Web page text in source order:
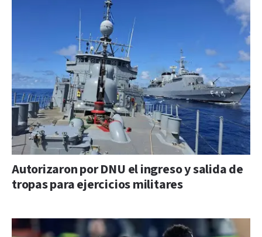
Autorizaron por DNU el ingreso y salida de
tropas para ejercicios militares